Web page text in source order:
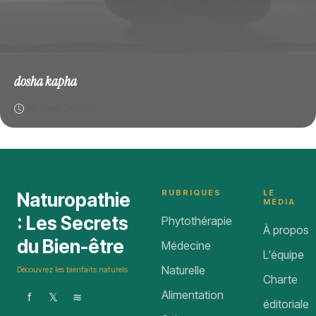
dosha kapha
Naturopathie
: Les Secrets
du Bien-être
Découvrez les bienfaits naturels
f 𝕏 ≋
RUBRIQUES
Phytothérapie
Médecine
Naturelle
Alimentation
LE
MÉDIA
À propos
L'équipe
Charte
éditoriale